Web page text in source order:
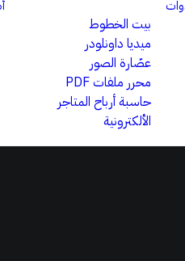
بيت الخطوط
ميديا داونلودر
عصّارة الصور
محرر ملفات PDF
حاسبة أرباح المتاجر
الألكترونية